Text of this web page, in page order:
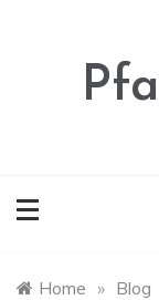
Home » Blog